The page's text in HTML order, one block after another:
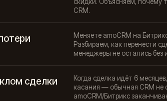
CRM.
Меняете amoCRM на
Разбираем, как перенести
менеджеры не остались без
сделки
Когда сделка идёт 6
касания — обычная CRM не
amoCRM/Битрикс